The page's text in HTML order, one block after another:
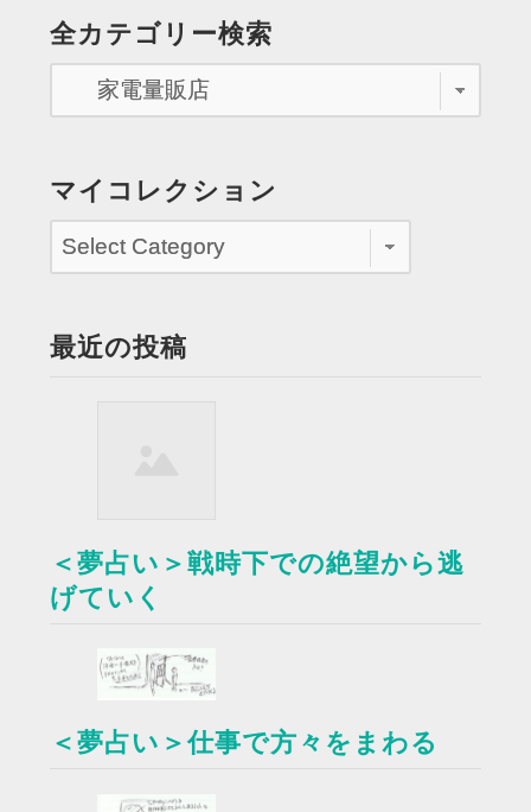
ん
っ
こ
人
が
訪
く
全カテゴリー検索
マイコレクション
最近の投稿
＜夢占い＞戦時下での絶望から逃
げていく
＜夢占い＞仕事で方々をまわる